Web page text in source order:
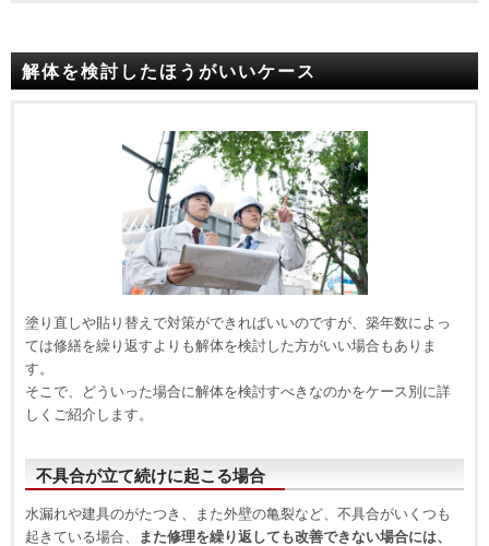
解体を検討したほうがいいケース
塗り直しや貼り替えで対策ができればいいのですが、 築年数によっ
ては修繕を繰り返すよりも解体を検討した方がいい場合もありま
す。
そこで、どういった場合に解体を検討すべきなのかをケース別に詳
しくご紹介します。
不具合が立て続けに起こる場合
水漏れや建具のがたつき、また外壁の亀裂など、不具合がいくつも
起きている場合、
また修理を繰り返しても改善できない場合には、